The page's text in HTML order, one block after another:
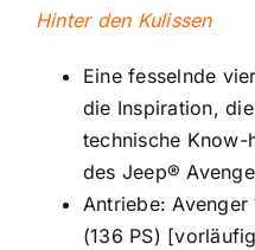
Hinter den Kulissen
Eine fesselnde
die Inspiration,
technische Know-
des Jeep®
Antriebe:
(136 PS)